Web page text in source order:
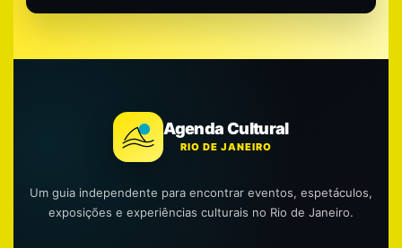
Agenda Cultural
RIO DE JANEIRO
Um guia independente para encontrar eventos, espetáculos,
exposições e experiências culturais no Rio de Janeiro.